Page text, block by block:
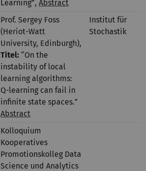
Learning”, Abstract
Prof. Sergey Foss
(Heriot-Watt
University, Edinburgh),
Titel: “On the
instability of local
learning algorithms:
Q-learning can fail in
infinite state spaces.
Abstract
Institut für
Stochastik
Kolloquium
Kooperatives
Promotionskolleg Data
Science und Analytics